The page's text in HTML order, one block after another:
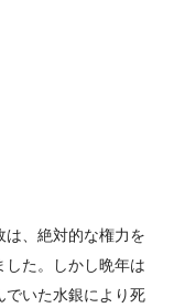
、絶対的な権力を
た。しかし晩年は
でいた水銀により死